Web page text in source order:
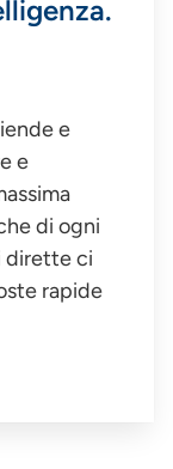
e
e
di ogni
dirette ci
rapide